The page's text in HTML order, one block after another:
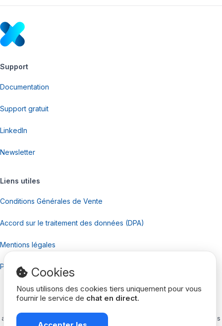
Support
Documentation
Support gratuit
LinkedIn
Newsletter
Liens utiles
Conditions Générales de Vente
Accord sur le traitement des données (DPA)
Mentions légales
Politique de confidentialité
avancées de gestion de location et prêt de matériel adaptées à tous types
Cookies
Nous utilisons des cookies tiers uniquement pour vous
fournir le service de chat en direct.